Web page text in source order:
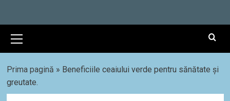
Menu
Prima pagină » Beneficiile ceaiului verde pentru sănătate și
greutate.